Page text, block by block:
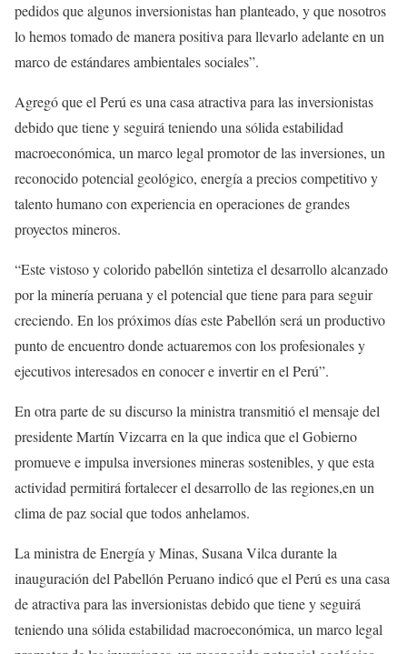
pedidos que algunos inversionistas han planteado, y que nosotros
lo hemos tomado de manera positiva para llevarlo adelante en un
marco de estándares ambientales sociales”.
Agregó que el Perú es una casa atractiva para las inversionistas
debido que tiene y seguirá teniendo una sólida estabilidad
macroeconómica, un marco legal promotor de las inversiones, un
reconocido potencial geológico, energía a precios competitivo y
talento humano con experiencia en operaciones de grandes
proyectos mineros.
“Este vistoso y colorido pabellón sintetiza el desarrollo alcanzado
por la minería peruana y el potencial que tiene para para seguir
creciendo. En los próximos días este Pabellón será un productivo
punto de encuentro donde actuaremos con los profesionales y
ejecutivos interesados en conocer e invertir en el Perú”.
En otra parte de su discurso la ministra transmitió el mensaje del
presidente Martín Vizcarra en la que indica que el Gobierno
promueve e impulsa inversiones mineras sostenibles, y que esta
actividad permitirá fortalecer el desarrollo de las regiones,en un
clima de paz social que todos anhelamos.
La ministra de Energía y Minas, Susana Vilca durante la
inauguración del Pabellón Peruano indicó que el Perú es una casa
de atractiva para las inversionistas debido que tiene y seguirá
teniendo una sólida estabilidad macroeconómica, un marco legal